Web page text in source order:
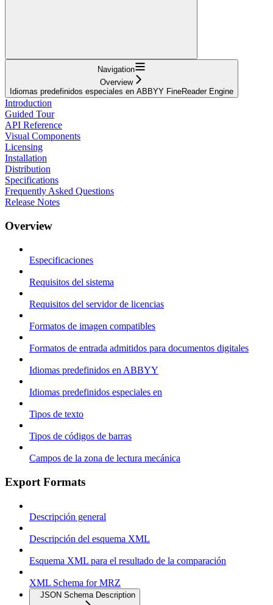
Navigation
Overview
Idiomas predefinidos especiales en ABBYY FineReader Engine
Introduction
Guided Tour
API Reference
Visual Components
Licensing
Installation
Distribution
Specifications
Frequently Asked Questions
Release Notes
Overview
Especificaciones
Requisitos del sistema
Requisitos del servidor de licencias
Formatos de imagen compatibles
Formatos de entrada admitidos para documentos digitales
Idiomas predefinidos en ABBYY
Idiomas predefinidos especiales en
Tipos de texto
Tipos de códigos de barras
Campos de la zona de lectura mecánica
Export Formats
Descripción general
Descripción del esquema XML
Esquema XML para el resultado de la comparación
XML Schema for MRZ
JSON Schema Description